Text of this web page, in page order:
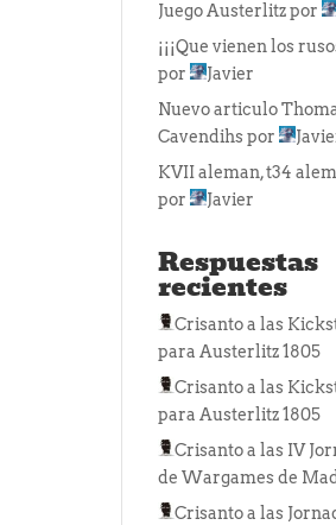
Juego Austerlitzpor
¡¡¡Que vienen los
por
Javier
Nuevo articulo
Cavendihspor
KVII aleman, t34
por
Javier
Respuestas
recientes
Crisantoa las
para Austerlitz 1805
Crisantoa las
para Austerlitz 1805
Crisantoa las IV
de Wargames de
Crisantoa las